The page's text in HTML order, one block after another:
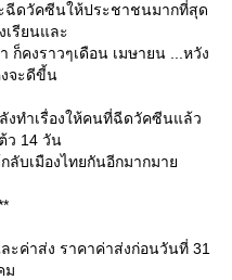
ฉีดวัคซีนให้ประชาชนมากที่สุด
รียนและ
ก็คงราวๆเดือน เมษายน ...​หวัง
จะดีขี้น
งทำเรื่องให้คนที่ฉีดวัคซีนแล้ว
ว 14 วัน
ลับเมืองไทยกันอีกมากมา
ะค่าส่ง ราคาค่าส่งก่อนวันที่ 31
ม